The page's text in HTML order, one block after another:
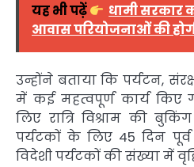
यह भी पढ़ें
धामी सरकार
आवास परियोजनाओं की
उन्होंने बताया कि पर्यटन,
में कई महत्वपूर्ण कार्य किए
लिए रात्रि विश्राम की
पर्यटकों के लिए 45 दिन
विदेशी पर्यटकों की संख्या में